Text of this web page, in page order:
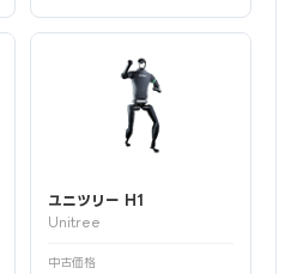
ユニツリー H1
Unitree
中古価格